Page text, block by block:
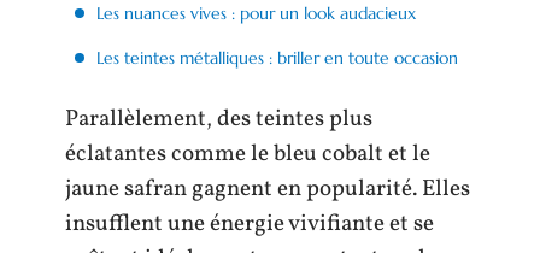
Les nuances vives : pour un look audacieux
Les teintes métalliques : briller en toute occasion
Parallèlement, des teintes plus
éclatantes comme le bleu cobalt et le
jaune safran gagnent en popularité. Elles
insufflent une énergie vivifiante et se